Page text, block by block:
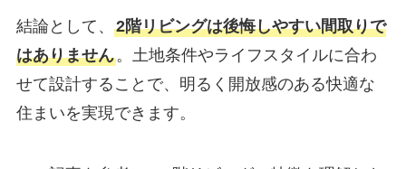
結論として、 2階リビングは後悔しやすい間取りで
はありません。土地条件やライフスタイルに合わ
せて設計することで、明るく開放感のある快適な
住まいを実現できます。